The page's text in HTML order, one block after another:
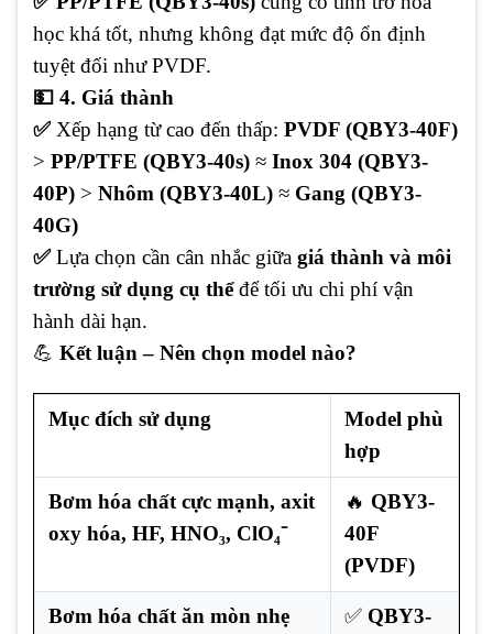
học khá tốt, nhưng không đạt mức độ ổn định
tuyệt đối như PVDF.
💵 4. Giá thành
✅Xếp hạng từ cao đến thấp: PVDF (QBY3-40F)
> PP/PTFE (QBY3-40s) ≈ Inox 304 (QBY3-
40P) > Nhôm (QBY3-40L) ≈ Gang (QBY3-
40G)
✅Lựa chọn cần cân nhắc giữa giá thành và môi
trường sử dụng cụ thểđể tối ưu chi phí vận
hành dài hạn.
💪 Kết luận – Nên chọn model nào?
Mục đích sử dụng
Model phù
hợp
Bơm hóa chất cực mạnh, axit
oxy hóa, HF, HNO₃, ClO₄⁻
🔥 QBY3-
40F
(PVDF)
Bơm hóa chất ăn mòn nhẹ
✅ QBY3-